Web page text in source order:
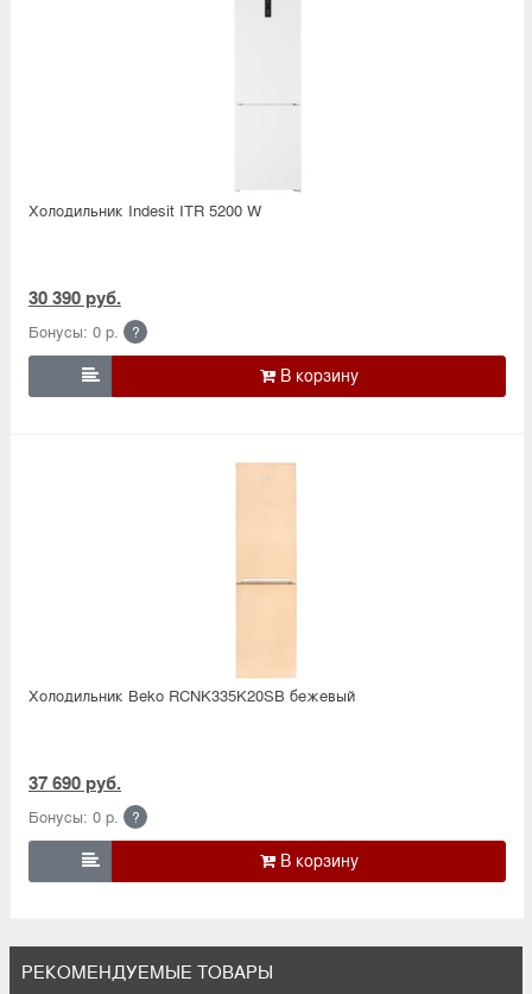
Холодильник Indesit ITR 5200 W
30 390 руб.
Бонусы: 0 р. ?

Холодильник Beko RCNK335K20SB бежевый
37 690 руб.
Бонусы: 0 р. ?

РЕКОМЕНДУЕМЫЕ ТОВАРЫ